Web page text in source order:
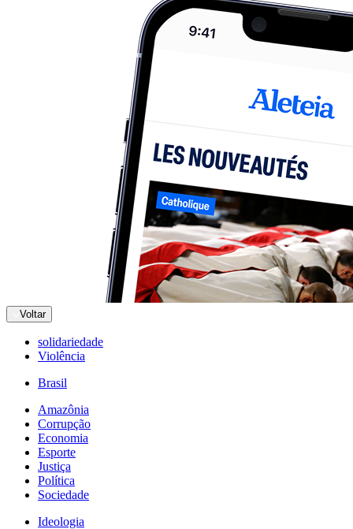
Voltar
solidariedade
Violência
Brasil
Amazônia
Corrupção
Economia
Esporte
Justiça
Política
Sociedade
Ideologia